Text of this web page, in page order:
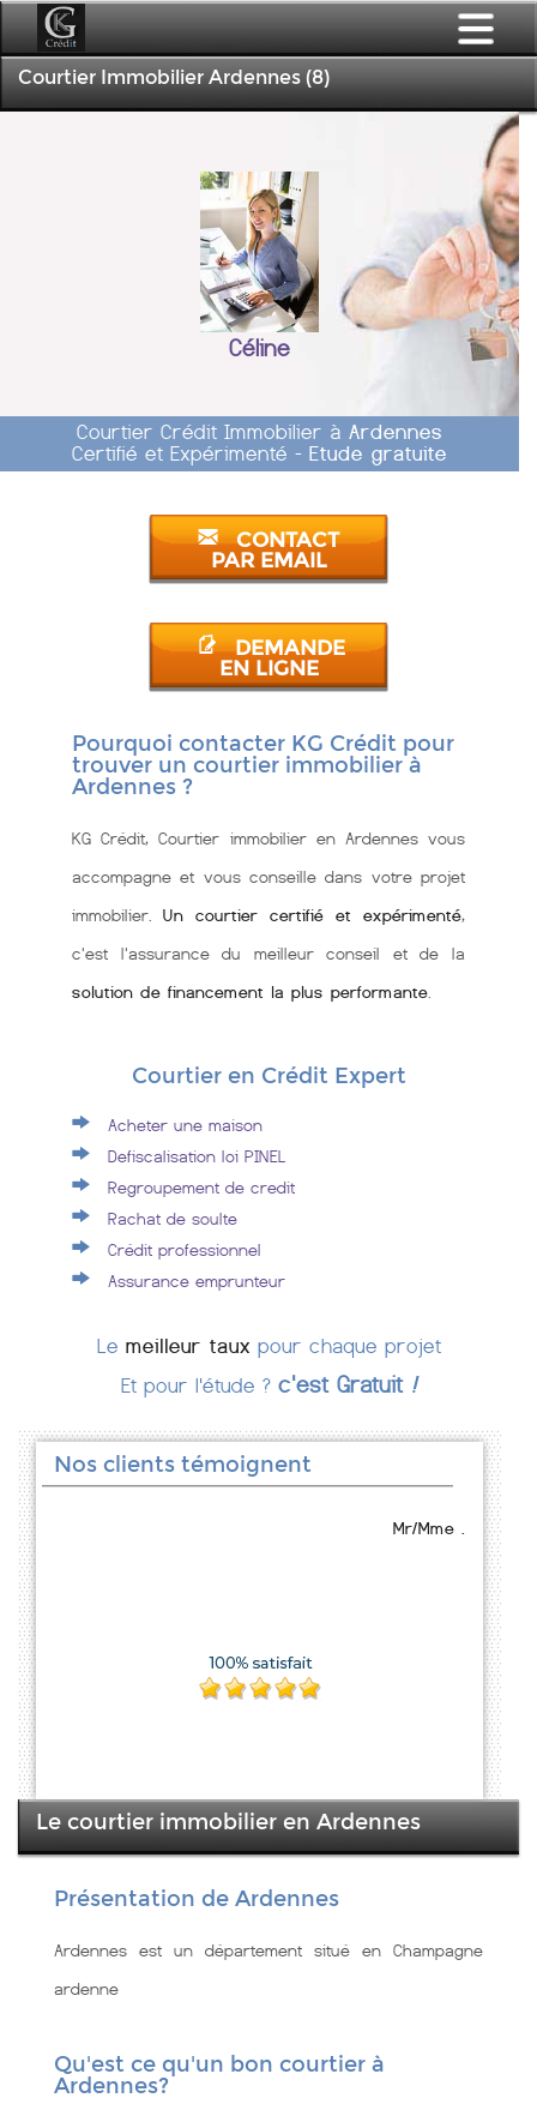
Courtier Immobilier Ardennes (8)
Céline
Courtier Crédit Immobilier à Ardennes
Certifié et Expérimenté - Etude gratuite
CONTACT
PAR EMAIL
DEMANDE
EN LIGNE
Pourquoi contacter KG Crédit pour
trouver un courtier immobilier à
Ardennes ?
KG Crédit, Courtier immobilier en Ardennes vous
accompagne et vous conseille dans votre projet
immobilier. Un courtier certifié et expérimenté,
c'est l'assurance du meilleur conseil et de la
solution de financement la plus performante
Courtier en Crédit Expert
Acheter une maison
Defiscalisation loi PINEL
Regroupement de credit
Rachat de soulte
Crédit professionnel
Assurance emprunteur
Le meilleur taux pour chaque projet
Et pour l'étude ? c'est Gratuit !
Nos clients témoignent
Mr/Mme .
Le courtier immobilier en Ardennes
Présentation de Ardennes
Ardennes est un département situé en Champagne
ardenne
Qu'est ce qu'un bon courtier à
Ardennes?